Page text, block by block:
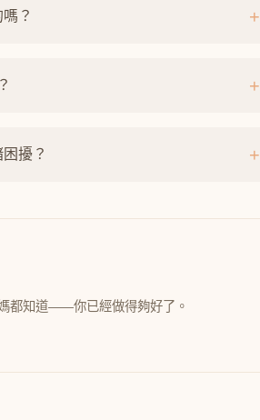
？ +
+
擾？ +
都知道——你已經做得夠好了。